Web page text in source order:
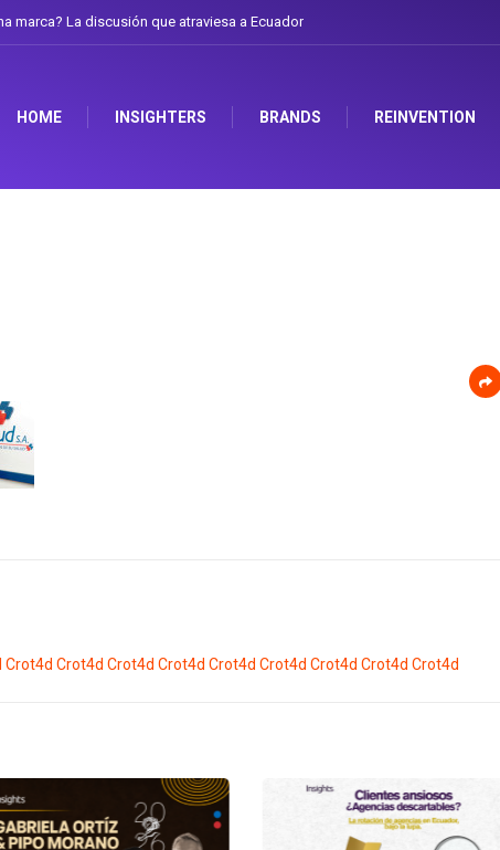
marca? La discusión que atraviesa a Ecuador
HOME INSIGHTERS BRANDS REINVENTION
Crot4d Crot4d Crot4d Crot4d Crot4d Crot4d Crot4d Crot4d Crot4d